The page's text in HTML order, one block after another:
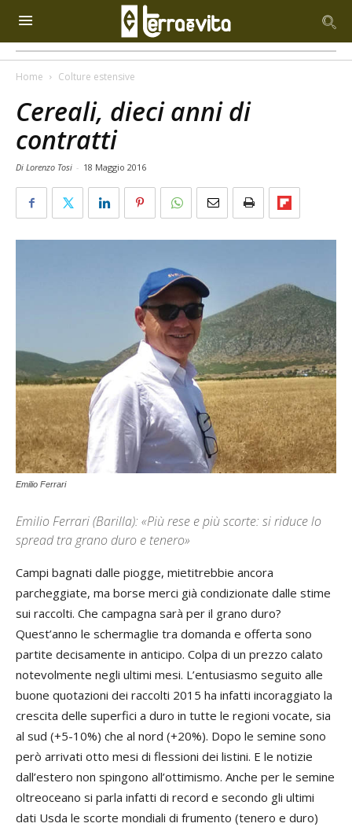
Home Colture estensive
Cereali, dieci anni di
contratti
Di Lorenzo Tosi - 18 Maggio 2016
Emilio Ferrari
Emilio Ferrari (Barilla): «Più rese e più scorte: si riduce lo
spread tra grano duro e tenero»
Campi bagnati dalle piogge, mietitrebbie ancora
parcheggiate, ma borse merci già condizionate dalle stime
sui raccolti. Che campagna sarà per il grano duro?
Quest’anno le schermaglie tra domanda e offerta sono
partite decisamente in anticipo. Colpa di un prezzo calato
notevolmente negli ultimi mesi. L’entusiasmo seguito alle
buone quotazioni dei raccolti 2015 ha infatti incoraggiato la
crescita delle superfici a duro in tutte le regioni vocate, sia
al sud (+5-10%) che al nord (+20%). Dopo le semine sono
però arrivati otto mesi di flessioni dei listini. E le notizie
dall’estero non spingono all’ottimismo. Anche per le semine
oltreoceano si parla infatti di record e secondo gli ultimi
dati Usda le scorte mondiali di frumento (tenero e duro)